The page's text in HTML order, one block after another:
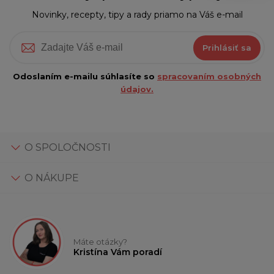
Novinky, recepty, tipy a rady priamo na Váš e-mail
Prihlásiť sa
Odoslaním e-mailu súhlasíte so spracovaním osobných
údajov.
O SPOLOČNOSTI
O NÁKUPE
Máte otázky?
Kristína Vám poradí